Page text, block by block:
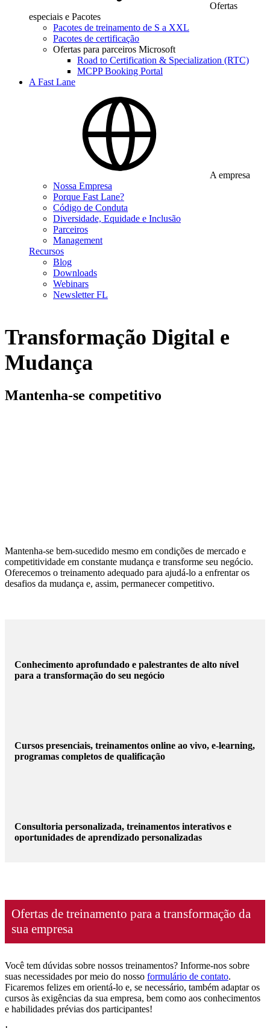
Ofertas
especiais e Pacotes
Pacotes de treinamento de S a XXL
Pacotes de certificação
Ofertas para parceiros Microsoft
Road to Certification & Specialization (RTC)
MCPP Booking Portal
A Fast Lane
A empresa
Nossa Empresa
Porque Fast Lane?
Código de Conduta
Diversidade, Equidade e Inclusão
Parceiros
Management
Recursos
Blog
Downloads
Webinars
Newsletter FL
Transformação Digital e
Mudança
Mantenha-se competitivo
Mantenha-se bem-sucedido mesmo em condições de mercado e
competitividade em constante mudança e transforme seu negócio.
Oferecemos o treinamento adequado para ajudá-lo a enfrentar os
desafios da mudança e, assim, permanecer competitivo.
Conhecimento aprofundado e palestrantes de alto nível
para a transformação do seu negócio
Cursos presenciais, treinamentos online ao vivo, e-learning,
programas completos de qualificação
Consultoria personalizada, treinamentos interativos e
oportunidades de aprendizado personalizadas
Ofertas de treinamento para a transformação da
sua empresa
Você tem dúvidas sobre nossos treinamentos? Informe-nos sobre
suas necessidades por meio do nosso formulário de contato.
Ficaremos felizes em orientá-lo e, se necessário, também adaptar os
cursos às exigências da sua empresa, bem como aos conhecimentos
e habilidades prévias dos participantes!